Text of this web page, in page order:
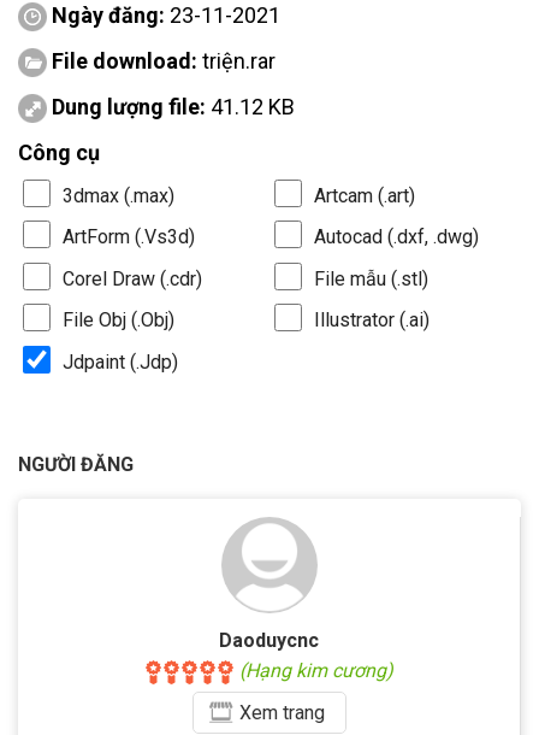
Ngày đăng: 23-11-2021
File download: triện.rar
Dung lượng file: 41.12 KB
Công cụ
3dmax (.max)
Artcam (.art)
ArtForm (.Vs3d)
Autocad (.dxf, .dwg)
Corel Draw (.cdr)
File mẫu (.stl)
File Obj (.Obj)
Illustrator (.ai)
Jdpaint (.Jdp)
NGƯỜI ĐĂNG
Daoduycnc
(Hạng kim cương)
Xemtrang